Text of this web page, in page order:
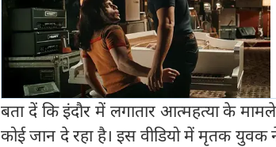
बता दें कि इंदौर में लगातार आत्‍महत्‍या के
कोई जान दे रहा है। इस वीडियो में मृतक